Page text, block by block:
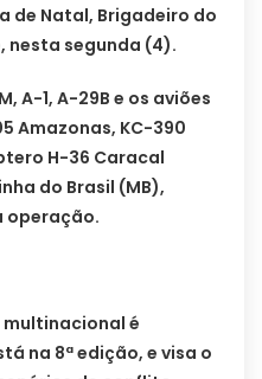
de Natal, Brigadeiro do
nesta segunda (4).
A-1, A-29B e os aviões
Amazonas, KC-390
H-36 Caracal
do Brasil (MB),
operação.
multinacional é
na 8ª edição, e visa o